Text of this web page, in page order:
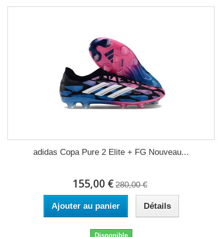
adidas Copa Pure 2 Elite + FG Nouveau...
155,00 € 280,00 €
Ajouter au panier Détails
Disponible